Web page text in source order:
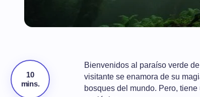
10
mins.
Bienvenidos al paraíso verde de
visitante se enamora de su
bosques del mundo. Pero, tiene